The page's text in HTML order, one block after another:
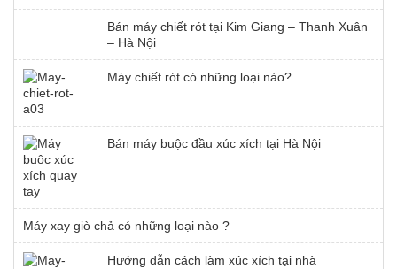
Bán máy chiết rót tại Kim Giang – Thanh Xuân
– Hà Nội
Máy chiết rót có những loại nào?
Bán máy buộc đầu xúc xích tại Hà Nội
Máy xay giò chả có những loại nào ?
Hướng dẫn cách làm xúc xích tại nhà